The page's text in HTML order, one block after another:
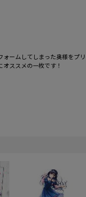
ームしてしまった奥様をプリ
ススメの一枚です！